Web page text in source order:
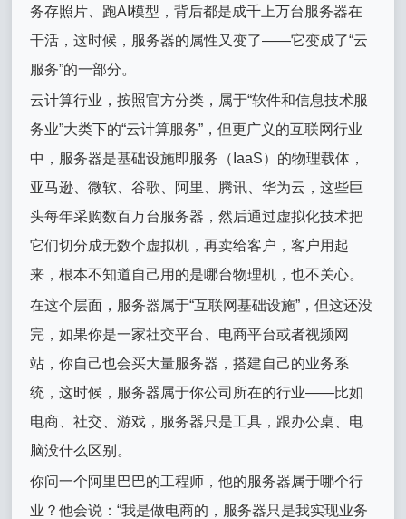
务存照片、跑AI模型，背后都是成千上万台服务器在
干活，这时候，服务器的属性又变了——它变成了“云
服务”的一部分。
云计算行业，按照官方分类，属于“软件和信息技术服
务业”大类下的“云计算服务”，但更广义的互联网行业
中，服务器是基础设施即服务（IaaS）的物理载体，
亚马逊、微软、谷歌、阿里、腾讯、华为云，这些巨
头每年采购数百万台服务器，然后通过虚拟化技术把
它们切分成无数个虚拟机，再卖给客户，客户用起
来，根本不知道自己用的是哪台物理机，也不关心。
在这个层面，服务器属于“互联网基础设施”，但这还没
完，如果你是一家社交平台、电商平台或者视频网
站，你自己也会买大量服务器，搭建自己的业务系
统，这时候，服务器属于你公司所在的行业——比如
电商、社交、游戏，服务器只是工具，跟办公桌、电
脑没什么区别。
你问一个阿里巴巴的工程师，他的服务器属于哪个行
业？他会说：“我是做电商的，服务器只是我实现业务